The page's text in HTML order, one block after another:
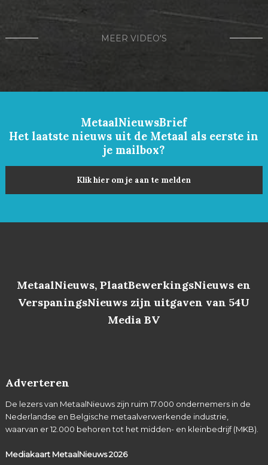
MEER VIDEO'S
MetaalNieuwsBrief
Het laatste nieuws uit de Metaal als eerste in
je mailbox?
Klik hier om je aan te melden
MetaalNieuws, PlaatBewerkingsNieuws en
VerspaningsNieuws zijn uitgaven van 54U
Media BV
Adverteren
De lezers van MetaalNieuws zijn ruim 17.000 ondernemers in de
Nederlandse en Belgische metaalverwerkende industrie,
waarvan er 12.000 behoren tot het midden- en kleinbedrijf (MKB).
Mediakaart MetaalNieuws2026